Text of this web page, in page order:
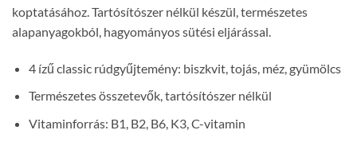
koptatásához. Tartósítószer nélkül készül, természetes
alapanyagokból, hagyományos sütési eljárással.
4 ízű classic rúdgyűjtemény: biszkvit, tojás, méz, gyümölcs
Természetes összetevők, tartósítószer nélkül
Vitaminforrás: B1, B2, B6, K3, C-vitamin